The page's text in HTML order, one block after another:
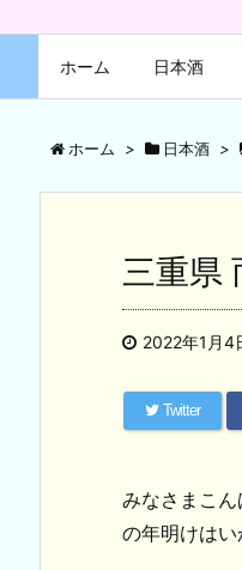
ホーム 日本酒
ホーム > 日本酒 >
三重県
2022年1月4
Twitter
みなさまこ
の年明けはい